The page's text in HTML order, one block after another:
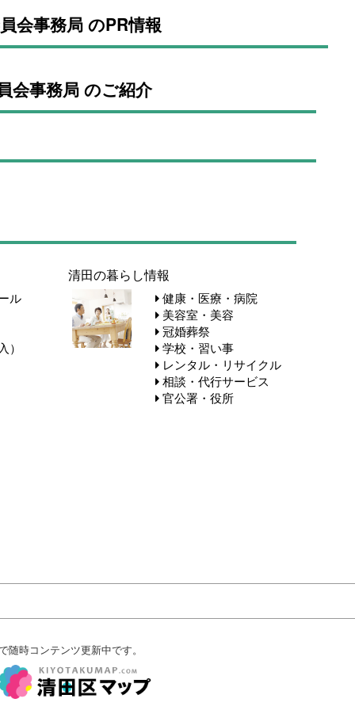
会事務局 のPR情報
会事務局 のご紹介
ル
清田の暮らし情報
健康・医療・病院
美容室・美容
冠婚葬祭
学校・習い事
レンタル・リサイクル
相談・代行サービス
官公署・役所
時コンテンツ更新中です。